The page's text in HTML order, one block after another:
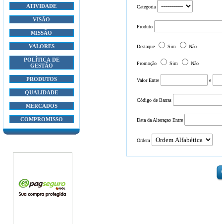
ATIVIDADE
VISÃO
MISSÃO
VALORES
POLÍTICA DE
GESTÃO
PRODUTOS
QUALIDADE
MERCADOS
COMPROMISSO
Categoria
Produto
Destaque Sim Não
Promoção Sim Não
Valor Entre e
Código de Barras
Data da Alteraçao Entre
Ordem